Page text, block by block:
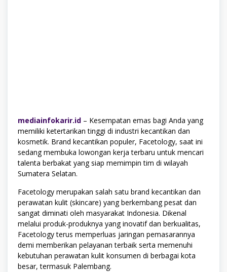
mediainfokarir.id – Kesempatan emas bagi Anda yang
memiliki ketertarikan tinggi di industri kecantikan dan
kosmetik. Brand kecantikan populer, Facetology, saat ini
sedang membuka lowongan kerja terbaru untuk mencari
talenta berbakat yang siap memimpin tim di wilayah
Sumatera Selatan.
Facetology merupakan salah satu brand kecantikan dan
perawatan kulit (skincare) yang berkembang pesat dan
sangat diminati oleh masyarakat Indonesia. Dikenal
melalui produk-produknya yang inovatif dan berkualitas,
Facetology terus memperluas jaringan pemasarannya
demi memberikan pelayanan terbaik serta memenuhi
kebutuhan perawatan kulit konsumen di berbagai kota
besar, termasuk Palembang.